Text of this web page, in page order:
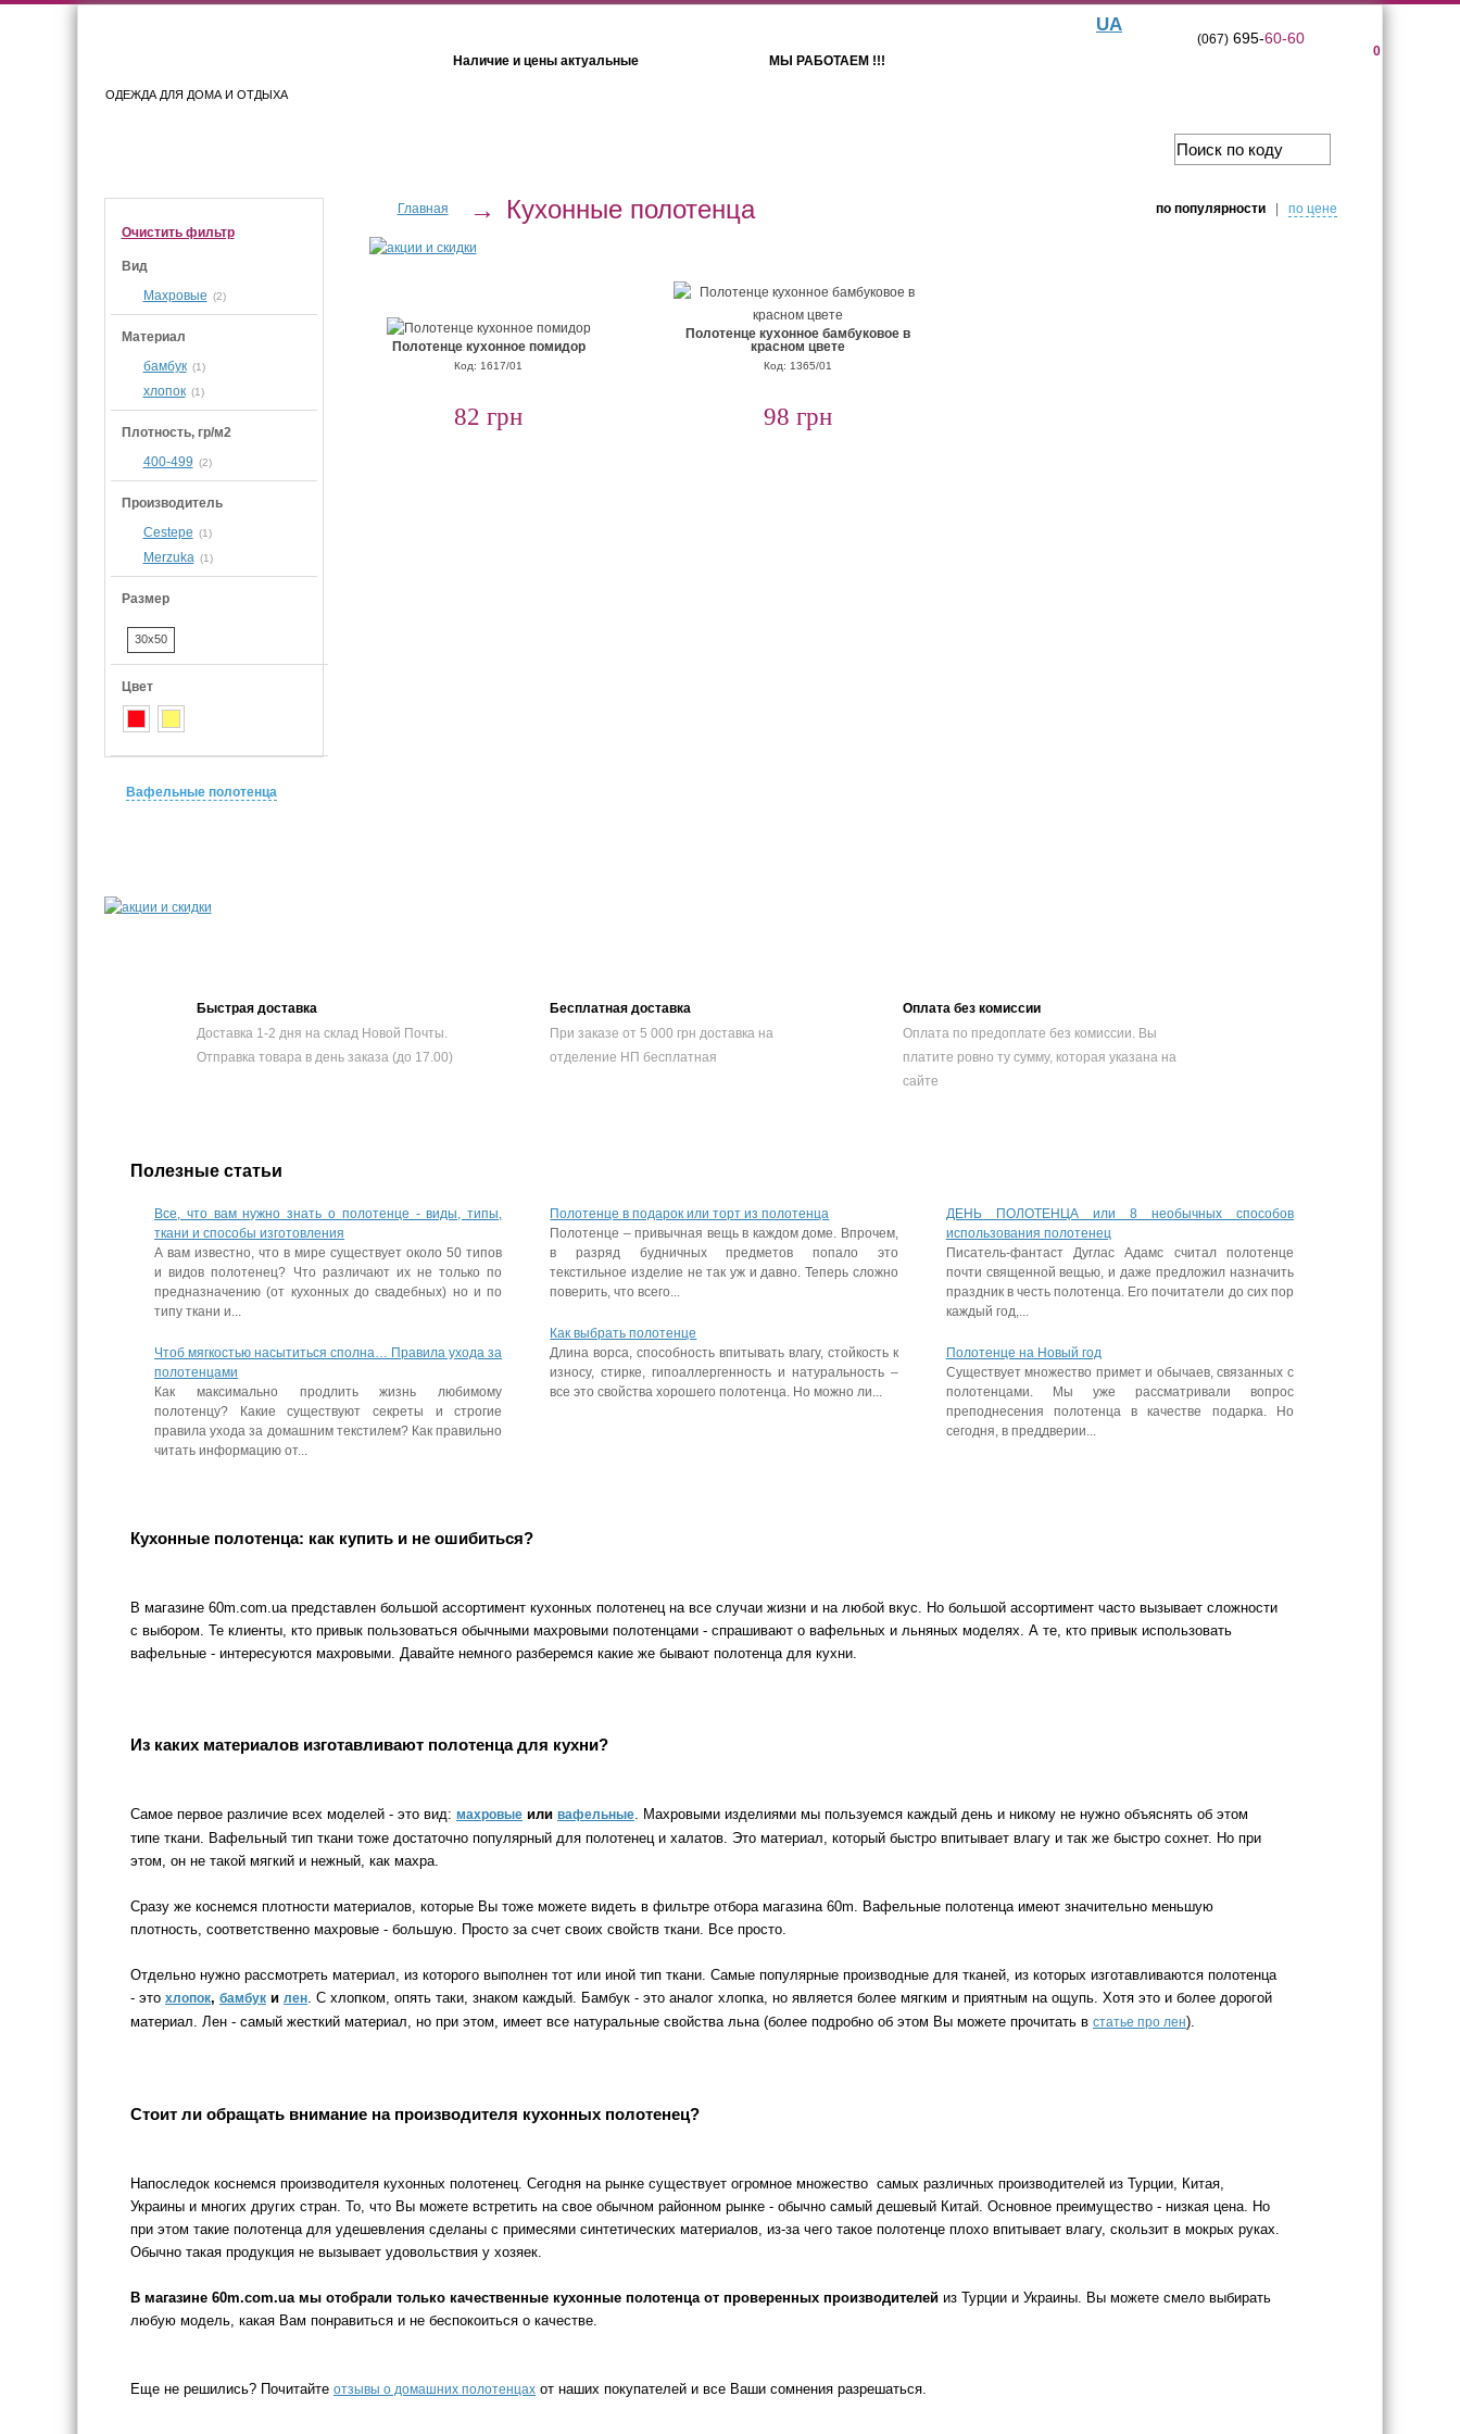
ОДЕЖДА ДЛЯ ДОМА И ОТДЫХА
Наличие и цены актуальные МЫ РАБОТАЕМ !!!
UA
0
(067)695-60-60
Очистить фильтр
Вид
Махровые (2)
Материал
бамбук (1)
хлопок (1)
Плотность, гр/м2
400-499 (2)
Производитель
Cestepe (1)
Merzuka (1)
Размер
30x50
Цвет
Вафельные полотенца
Главная → Кухонные полотенца по популярности| по цене
Полотенце кухонное помидор
Код: 1617/01
82 грн
Полотенце кухонное бамбуковое в
красном цвете
Код: 1365/01
98 грн
Быстрая доставка
Доставка 1-2 дня на склад Новой Почты.
Отправка товара в день заказа (до 17.00)
Бесплатная доставка
При заказе от 5 000 грн доставка на
отделение НП бесплатная
Оплата без комиссии
Оплата по предоплате без комиссии. Вы
платите ровно ту сумму, которая указана на
сайте
Полезные статьи
Все, что вам нужно знать о полотенце - виды, типы,
ткани и способы изготовления
А вам известно, что в мире существует около 50 типов
и видов полотенец? Что различают их не только по
предназначению (от кухонных до свадебных) но и по
типу ткани и...
Чтоб мягкостью насытиться сполна… Правила ухода за
полотенцами
Как максимально продлить жизнь любимому
полотенцу? Какие существуют секреты и строгие
правила ухода за домашним текстилем? Как правильно
читать информацию от...
Полотенце в подарок или торт из полотенца
Полотенце – привычная вещь в каждом доме. Впрочем,
в разряд будничных предметов попало это
текстильное изделие не так уж и давно. Теперь сложно
поверить, что всего...
Как выбрать полотенце
Длина ворса, способность впитывать влагу, стойкость к
износу, стирке, гипоаллергенность и натуральность –
все это свойства хорошего полотенца. Но можно ли...
ДЕНЬ ПОЛОТЕНЦА или 8 необычных способов
использования полотенец
Писатель-фантаст Дуглас Адамс считал полотенце
почти священной вещью, и даже предложил назначить
праздник в честь полотенца. Его почитатели до сих пор
каждый год,...
Полотенце на Новый год
Существует множество примет и обычаев, связанных с
полотенцами. Мы уже рассматривали вопрос
преподнесения полотенца в качестве подарка. Но
сегодня, в преддверии...
Кухонные полотенца: как купить и не ошибиться?
В магазине 60m.com.ua представлен большой ассортимент кухонных полотенец на все случаи жизни и на любой вкус. Но большой ассортимент часто вызывает сложности
с выбором. Те клиенты, кто привык пользоваться обычными махровыми полотенцами - спрашивают о вафельных и льняных моделях. А те, кто привык использовать
вафельные - интересуются махровыми. Давайте немного разберемся какие же бывают полотенца для кухни.
Из каких материалов изготавливают полотенца для кухни?
Самое первое различие всех моделей - это вид: махровые или вафельные. Махровыми изделиями мы пользуемся каждый день и никому не нужно объяснять об этом
типе ткани. Вафельный тип ткани тоже достаточно популярный для полотенец и халатов. Это материал, который быстро впитывает влагу и так же быстро сохнет. Но при
этом, он не такой мягкий и нежный, как махра.
Сразу же коснемся плотности материалов, которые Вы тоже можете видеть в фильтре отбора магазина 60m. Вафельные полотенца имеют значительно меньшую
плотность, соответственно махровые - большую. Просто за счет своих свойств ткани. Все просто.
Отдельно нужно рассмотреть материал, из которого выполнен тот или иной тип ткани. Самые популярные производные для тканей, из которых изготавливаются полотенца
- это хлопок, бамбук и лен. С хлопком, опять таки, знаком каждый. Бамбук - это аналог хлопка, но является более мягким и приятным на ощупь. Хотя это и более дорогой
материал. Лен - самый жесткий материал, но при этом, имеет все натуральные свойства льна (более подробно об этом Вы можете прочитать в статье про лен).
Стоит ли обращать внимание на производителя кухонных полотенец?
Напоследок коснемся производителя кухонных полотенец. Сегодня на рынке существует огромное множество самых различных производителей из Турции, Китая,
Украины и многих других стран. То, что Вы можете встретить на свое обычном районном рынке - обычно самый дешевый Китай. Основное преимущество - низкая цена. Но
при этом такие полотенца для удешевления сделаны с примесями синтетических материалов, из-за чего такое полотенце плохо впитывает влагу, скользит в мокрых руках.
Обычно такая продукция не вызывает удовольствия у хозяек.
В магазине 60m.com.ua мы отобрали только качественные кухонные полотенца от проверенных производителей из Турции и Украины. Вы можете смело выбирать
любую модель, какая Вам понравиться и не беспокоиться о качестве.
Еще не решились? Почитайте отзывы о домашних полотенцах от наших покупателей и все Ваши сомнения разрешаться.